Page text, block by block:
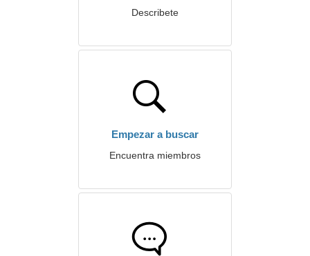
Describete
Empezar a buscar
Encuentra miembros